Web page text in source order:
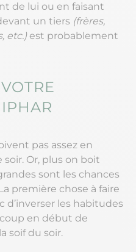
de lui ou en faisant
un tiers (frères,
etc.) est probablement
pas assez en
Or, plus on boit
sont les chances
première chose à faire
d’inverser les habitudes
en début de
soif du soir.